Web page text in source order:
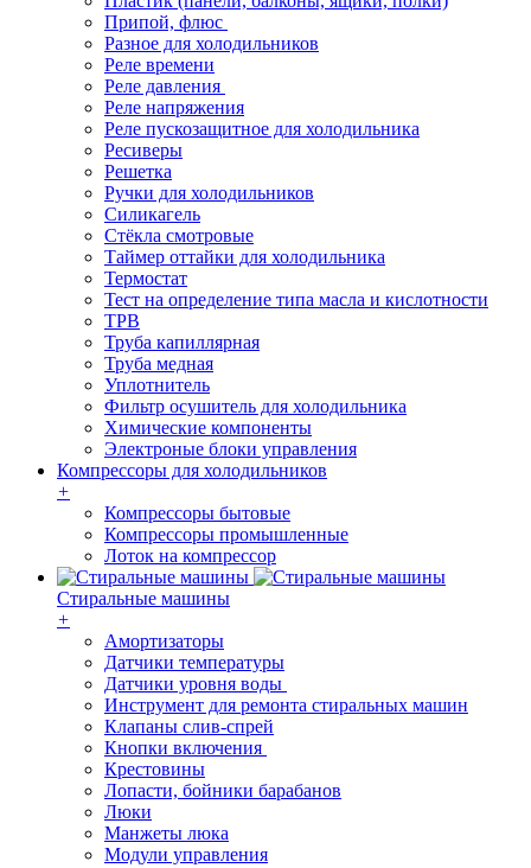
Припой, флюс
Разное для холодильников
Реле времени
Реле давления
Реле напряжения
Реле пускозащитное для холодильника
Ресиверы
Решетка
Ручки для холодильников
Силикагель
Стёкла смотровые
Таймер оттайки для холодильника
Термостат
Тест на определение типа масла и кислотности
ТРВ
Труба капиллярная
Труба медная
Уплотнитель
Фильтр осушитель для холодильника
Химические компоненты
Электроные блоки управления
Компрессоры для холодильников
+
Компрессоры бытовые
Компрессоры промышленные
Лоток на компрессор
Стиральные машины
+
Амортизаторы
Датчики температуры
Датчики уровня воды
Инструмент для ремонта стиральных машин
Клапаны слив-спрей
Кнопки включения
Крестовины
Лопасти, бойники барабанов
Люки
Манжеты люка
Модули управления